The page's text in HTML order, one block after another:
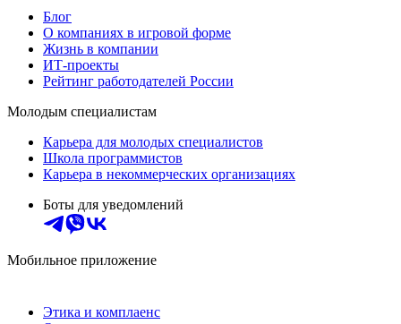
Блог
О компаниях в игровой форме
Жизнь в компании
ИТ-проекты
Рейтинг работодателей России
Молодым специалистам
Карьера для молодых специалистов
Школа программистов
Карьера в некоммерческих организациях
Боты для уведомлений
Мобильное приложение
Этика и комплаенс